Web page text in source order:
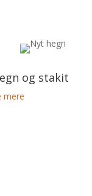
og stakit
mere